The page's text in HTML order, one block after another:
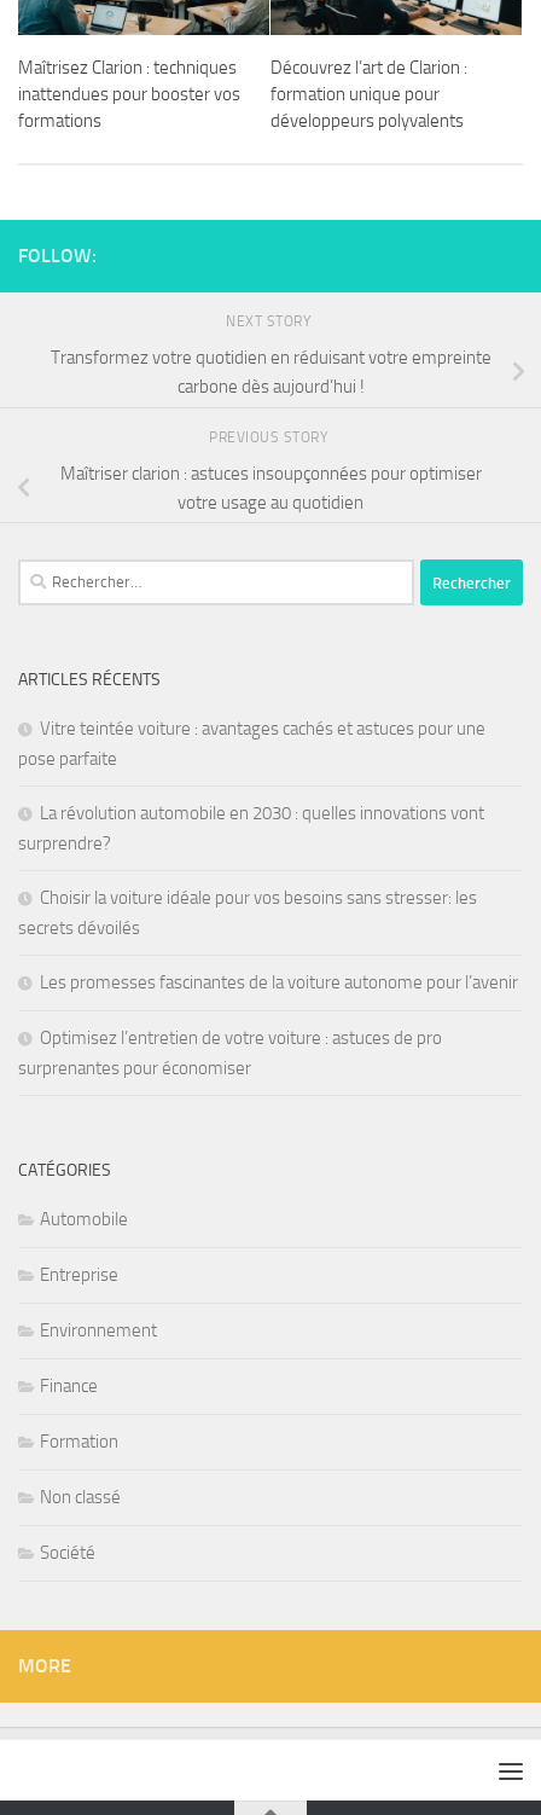
Maîtrisez Clarion : techniques
inattendues pour booster vos
formations
Découvrez l’art de Clarion :
formation unique pour
développeurs polyvalents
FOLLOW:
NEXT STORY
Transformez votre quotidien en réduisant votre empreinte
carbone dès aujourd’hui !
PREVIOUS STORY
Maîtriser clarion : astuces insoupçonnées pour optimiser
votre usage au quotidien
ARTICLES RÉCENTS
Vitre teintée voiture : avantages cachés et astuces pour une
pose parfaite
La révolution automobile en 2030 : quelles innovations vont
surprendre?
Choisir la voiture idéale pour vos besoins sans stresser: les
secrets dévoilés
Les promesses fascinantes de la voiture autonome pour l’avenir
Optimisez l’entretien de votre voiture : astuces de pro
surprenantes pour économiser
CATÉGORIES
Automobile
Entreprise
Environnement
Finance
Formation
Non classé
Société
MORE